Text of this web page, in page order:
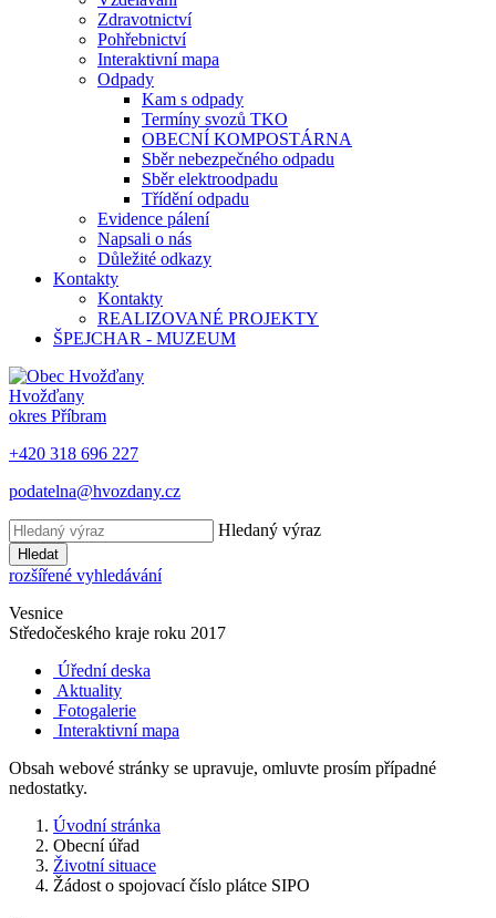
Zdravotnictví
Pohřebnictví
Interaktivní mapa
Odpady
Kam s odpady
Termíny svozů TKO
OBECNÍ KOMPOSTÁRNA
Sběr nebezpečného odpadu
Sběr elektroodpadu
Třídění odpadu
Evidence pálení
Napsali o nás
Důležité odkazy
Kontakty
Kontakty
REALIZOVANÉ PROJEKTY
ŠPEJCHAR - MUZEUM
Hvožďany
okres Příbram
+420 318 696 227
podatelna@hvozdany.cz
Hledaný výraz
Hledat
rozšířené vyhledávání
Vesnice
Středočeského kraje roku 2017
Úřední deska
Aktuality
Fotogalerie
Interaktivní mapa
Obsah webové stránky se upravuje, omluvte prosím případné
nedostatky.
Úvodní stránka
Obecní úřad
Životní situace
Žádost o spojovací číslo plátce SIPO